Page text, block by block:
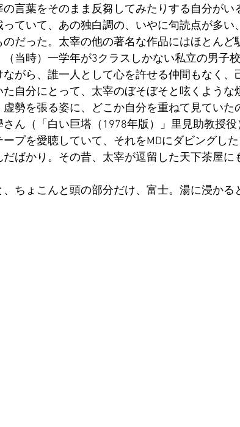
言葉をそのまま反芻してみたりする自分がい
ていて、あの独白調の、いやに句読点が多い
だった。太宰の他の著名な作品にはほとんど
当時）一学年が3クラスしかない私立の男子
がら、誰一人として心を許せる仲間もなく、
自分にとって、太宰のぼそぼそと呟くような
勢を張る姿に、どこか自分を重ねて見ていた
ん（「白い巨塔（1978年版）」里見助教授
プを愛聴していて、それをMDにダビングし
ばかり。その昔、太宰が逗留した天下茶屋に
ちょこんと頭の部分だけ、富士。湯に浸かる